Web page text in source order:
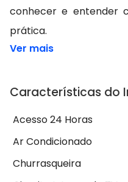
conhecer e entender
prática.
Ver mais
Características do
Acesso 24 Horas
Ar Condicionado
Churrasqueira